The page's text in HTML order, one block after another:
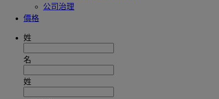
公司治理
價格
姓
名
姓